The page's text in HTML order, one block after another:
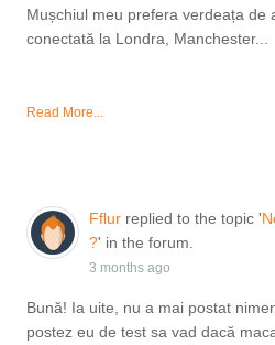
Mușchiul meu prefera verdeața de
conectată la Londra, Manchester...
Read More...
Fflurreplied to the topic '
?' in the forum.
3 months ago
Bună! Ia uite, nu a mai postat
postez eu de test sa vad dacă